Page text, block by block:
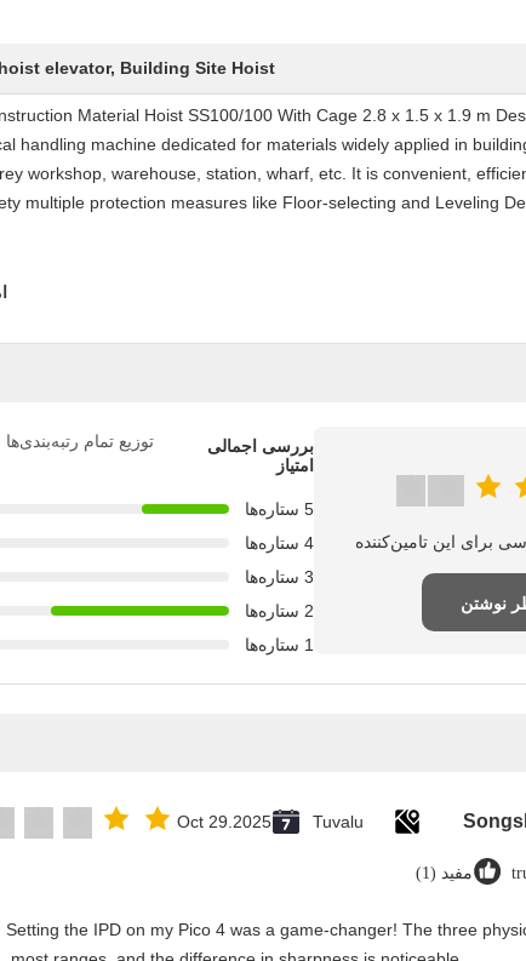
elevator, Building Site Hoist
Material Hoist SS100/100 With Cage 2.8 x 1.5 x 1.9 m
handling machine dedicated for materials widely applied in
workshop, warehouse, station, wharf, etc. It is convenient,
multiple protection measures like Floor-selecting and Leveling
نوشتن
بررسی اجمالی
امتیاز
توزیع تمام
5 ستاره‌ها
4 ستاره‌ها
3 ستاره‌ها
2 ستاره‌ها
1 ستاره‌ها
Tuvalu
Oct 29.2025
مفید (1)
"Setting the IPD on my Pico 4 was a game-changer! The three